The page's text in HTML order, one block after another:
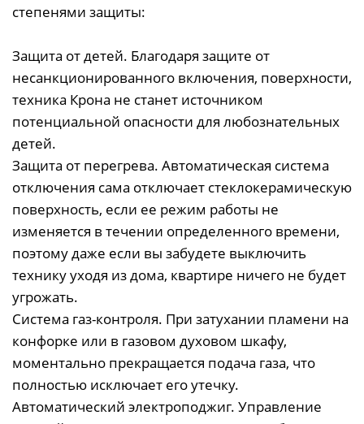
степенями защиты:
Защита от детей. Благодаря защите от
несанкционированного включения, поверхности,
техника Крона не станет источником
потенциальной опасности для любознательных
детей.
Защита от перегрева. Автоматическая система
отключения сама отключает стеклокерамическую
поверхность, если ее режим работы не
изменяется в течении определенного времени,
поэтому даже если вы забудете выключить
технику уходя из дома, квартире ничего не будет
угрожать.
Система газ-контроля. При затухании пламени на
конфорке или в газовом духовом шкафу,
моментально прекращается подача газа, что
полностью исключает его утечку.
Автоматический электроподжиг. Управление